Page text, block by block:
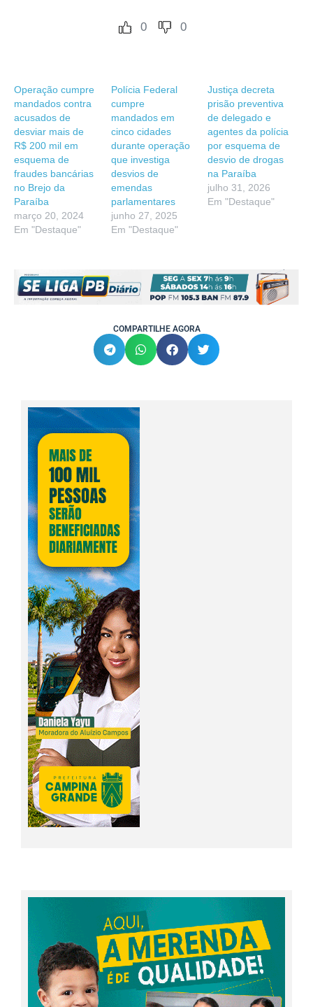
0 0
Operação cumpre
mandados contra
acusados de
desviar mais de
R$ 200 mil em
esquema de
fraudes bancárias
no Brejo da
Paraíba
março 20, 2024
Em "Destaque"
Polícia Federal
cumpre
mandados em
cinco cidades
durante operação
que investiga
desvios de
emendas
parlamentares
junho 27, 2025
Em "Destaque"
Justiça decreta
prisão preventiva
de delegado e
agentes da polícia
por esquema de
desvio de drogas
na Paraíba
julho 31, 2026
Em "Destaque"
COMPARTILHE AGORA